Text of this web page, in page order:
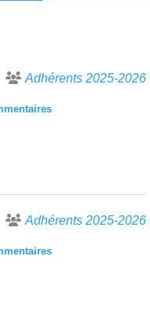
Adhérents 2025-2026
Adhérents 2025-2026